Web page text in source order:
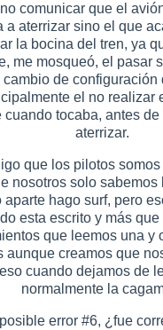
comunicar que el
a aterrizar sino el que
la bocina del tren, ya
me mosqueó, el pasar
de configuración
el no realizar
cuando tocaba, antes
aterrizar.
que los pilotos
nosotros solo sabemos
aparte hago surf, pero
esta escrito y más
que leemos una y
aunque creamos que
cuando dejamos de
normalmente la
error #6, ¿fue